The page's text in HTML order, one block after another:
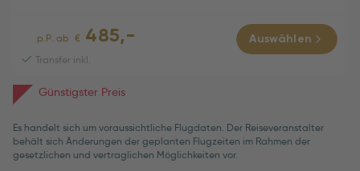
15:15 Varna (VAR)
RÜCKFLUG (Direktflug) 01h 50m
Di., 06.10.2026
16:50 Wien (VIE)
Economy
p.P. ab € 485,-
Transfer inkl.
Auswählen
Günstigster Preis
Es handelt sich um voraussichtliche Flugdaten. Der Reiseveranstalter
behält sich Änderungen der geplanten Flugzeiten im Rahmen der
gesetzlichen und vertraglichen Möglichkeiten vor.